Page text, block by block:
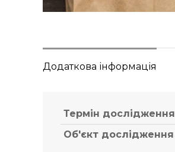
Додаткова інформація
Термін дослідження
Об'єкт дослідження